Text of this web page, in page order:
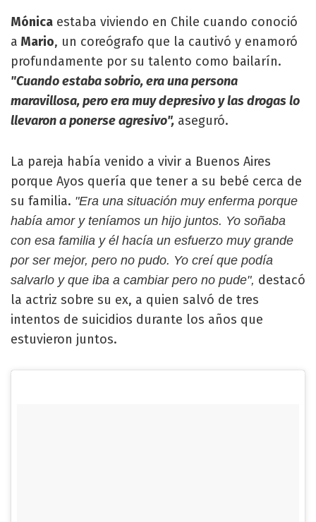
Mónica estaba viviendo en Chile cuando conoció
a Mario, un coreógrafo que la cautivó y enamoró
profundamente por su talento como bailarín.
"Cuando estaba sobrio, era una persona
maravillosa, pero era muy depresivo y las drogas lo
llevaron a ponerse agresivo", aseguró.
La pareja había venido a vivir a Buenos Aires
porque Ayos quería que tener a su bebé cerca de
su familia. "Era una situación muy enferma porque
había amor y teníamos un hijo juntos. Yo soñaba
con esa familia y él hacía un esfuerzo muy grande
por ser mejor, pero no pudo. Yo creí que podía
salvarlo y que iba a cambiar pero no pude", destacó
la actriz sobre su ex, a quien salvó de tres
intentos de suicidios durante los años que
estuvieron juntos.